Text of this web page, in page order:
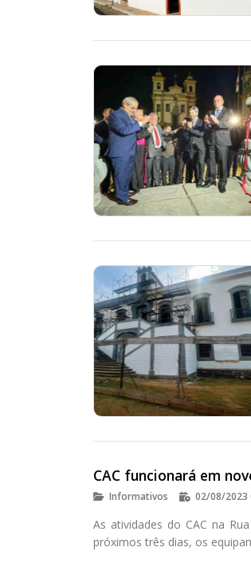
CAC funcionará em
Informativos 02/08/2023
As atividades do CAC na
próximos três dias, os